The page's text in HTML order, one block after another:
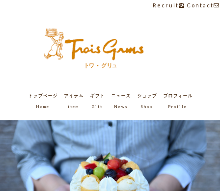
Recruit Contact
トップページ
Home
アイテム
item
ギフト
Gift
ニュース
News
ショップ
Shop
プロフィール
Profile